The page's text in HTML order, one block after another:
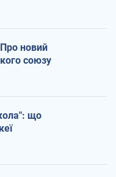
новий
союзу
що